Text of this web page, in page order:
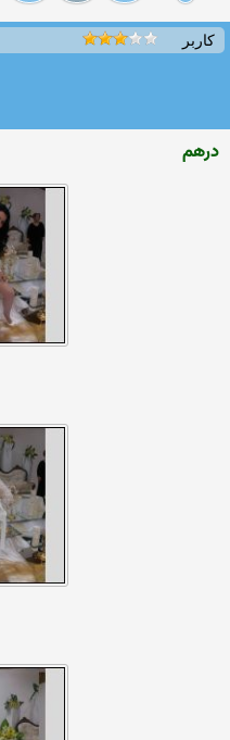
کاربر
درهم